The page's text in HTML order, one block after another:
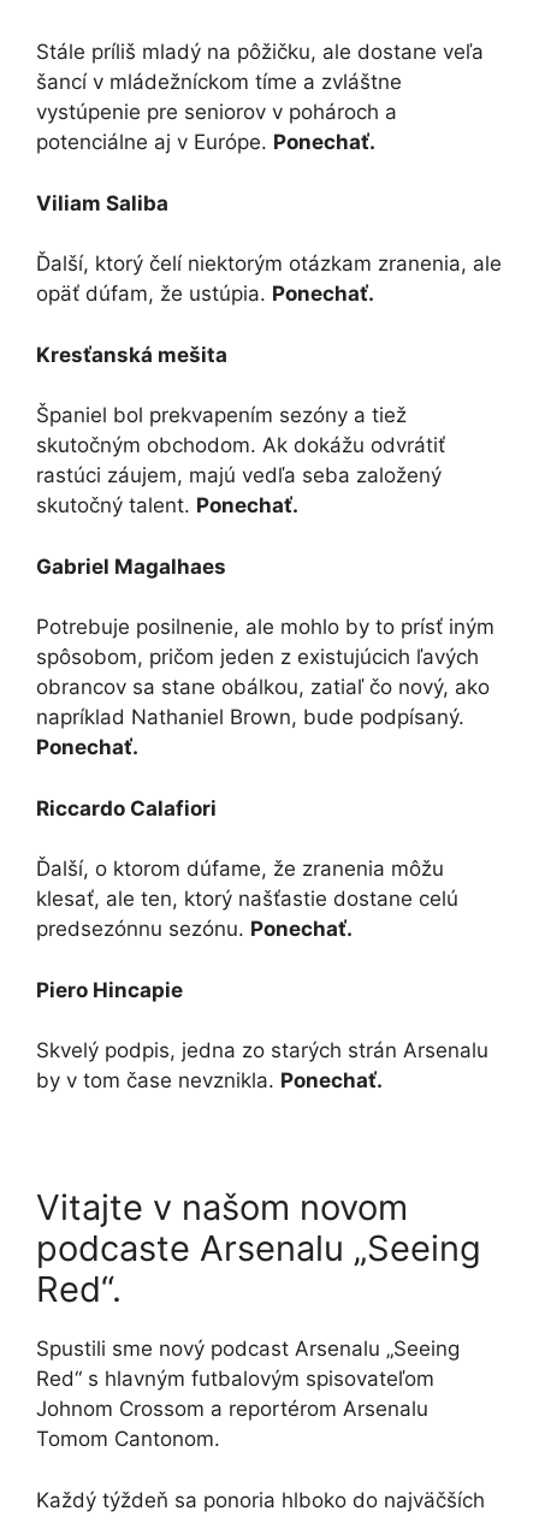
Stále príliš mladý na pôžičku, ale dostane veľa
šancí v mládežníckom tíme a zvláštne
vystúpenie pre seniorov v pohároch a
potenciálne aj v Európe. Ponechať.
Viliam Saliba
Ďalší, ktorý čelí niektorým otázkam zranenia, ale
opäť dúfam, že ustúpia. Ponechať.
Kresťanská mešita
Španiel bol prekvapením sezóny a tiež
skutočným obchodom. Ak dokážu odvrátiť
rastúci záujem, majú vedľa seba založený
skutočný talent. Ponechať.
Gabriel Magalhaes
Potrebuje posilnenie, ale mohlo by to prísť iným
spôsobom, pričom jeden z existujúcich ľavých
obrancov sa stane obálkou, zatiaľ čo nový, ako
napríklad Nathaniel Brown, bude podpísaný.
Ponechať.
Riccardo Calafiori
Ďalší, o ktorom dúfame, že zranenia môžu
klesať, ale ten, ktorý našťastie dostane celú
predsezónnu sezónu. Ponechať.
Piero Hincapie
Skvelý podpis, jedna zo starých strán Arsenalu
by v tom čase nevznikla. Ponechať.
Vitajte v našom novom
podcaste Arsenalu „Seeing
Red“.
Spustili sme nový podcast Arsenalu „Seeing
Red“ s hlavným futbalovým spisovateľom
Johnom Crossom a reportérom Arsenalu
Tomom Cantonom.
Každý týždeň sa ponoria hlboko do najväčších